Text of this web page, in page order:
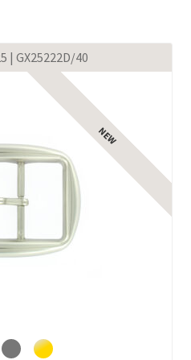
| GX25222D/40